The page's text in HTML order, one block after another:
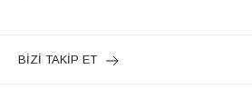
BİZİ TAKİP ET